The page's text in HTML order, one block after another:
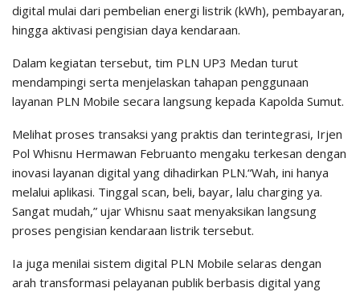
digital mulai dari pembelian energi listrik (kWh), pembayaran,
hingga aktivasi pengisian daya kendaraan.
Dalam kegiatan tersebut, tim PLN UP3 Medan turut
mendampingi serta menjelaskan tahapan penggunaan
layanan PLN Mobile secara langsung kepada Kapolda Sumut.
Melihat proses transaksi yang praktis dan terintegrasi, Irjen
Pol Whisnu Hermawan Februanto mengaku terkesan dengan
inovasi layanan digital yang dihadirkan PLN.“Wah, ini hanya
melalui aplikasi. Tinggal scan, beli, bayar, lalu charging ya.
Sangat mudah,” ujar Whisnu saat menyaksikan langsung
proses pengisian kendaraan listrik tersebut.
Ia juga menilai sistem digital PLN Mobile selaras dengan
arah transformasi pelayanan publik berbasis digital yang